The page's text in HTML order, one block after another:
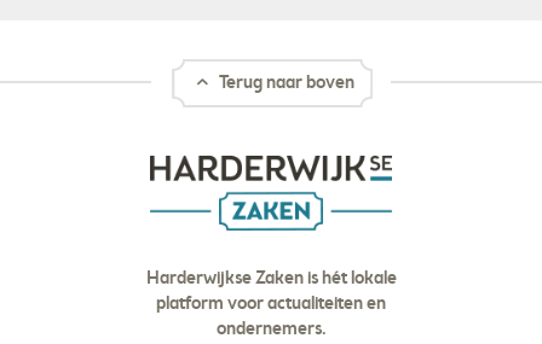
Terug naar boven
Harderwijkse Zaken is hét lokale
platform voor actualiteiten en
ondernemers.